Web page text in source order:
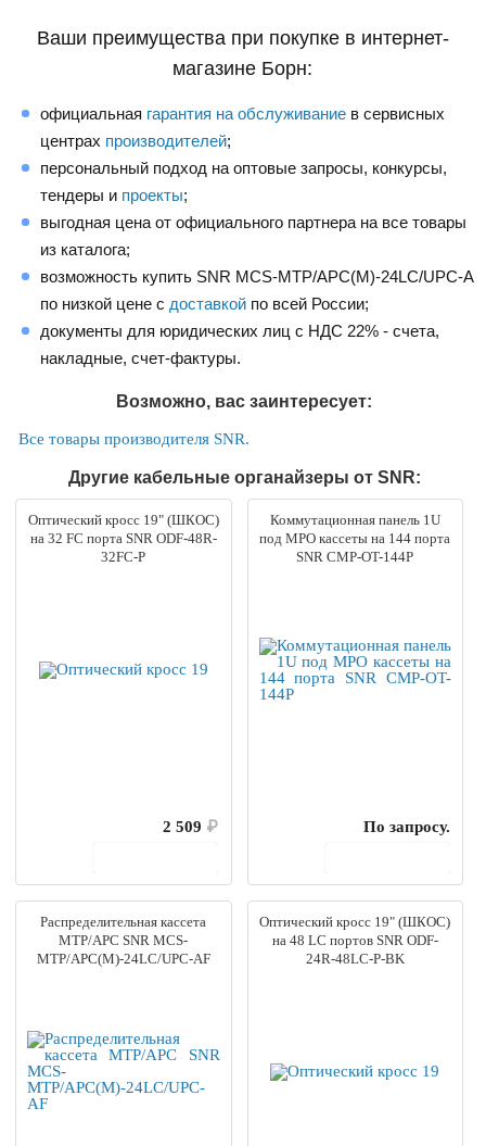
Ваши преимущества при покупке в интернет-
магазине Борн:
официальная гарантия на обслуживание в сервисных
центрах производителей;
персональный подход на оптовые запросы, конкурсы,
тендеры и проекты;
выгодная цена от официального партнера на все товары
из каталога;
возможность купить SNR MCS-MTP/APC(M)-24LC/UPC-A
по низкой цене с доставкой по всей России;
документы для юридических лиц с НДС 22% - счета,
накладные, счет-фактуры.
Возможно, вас заинтересует:
Все товары производителя SNR.
Другие кабельные органайзеры от SNR:
Оптический кросс 19" (ШКОС)
на 32 FC порта SNR ODF-48R-
32FC-P
2 509 ₽
Коммутационная панель 1U
под MPO кассеты на 144 порта
SNR CMP-OT-144P
По запросу.
Распределительная кассета
MTP/APC SNR MCS-
MTP/APC(M)-24LC/UPC-AF
Оптический кросс 19" (ШКОС)
на 48 LC портов SNR ODF-
24R-48LC-P-BK